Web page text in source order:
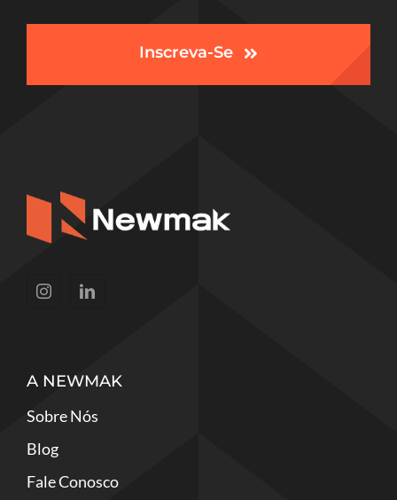
Inscreva-Se
A NEWMAK
Sobre Nós
Blog
Fale Conosco